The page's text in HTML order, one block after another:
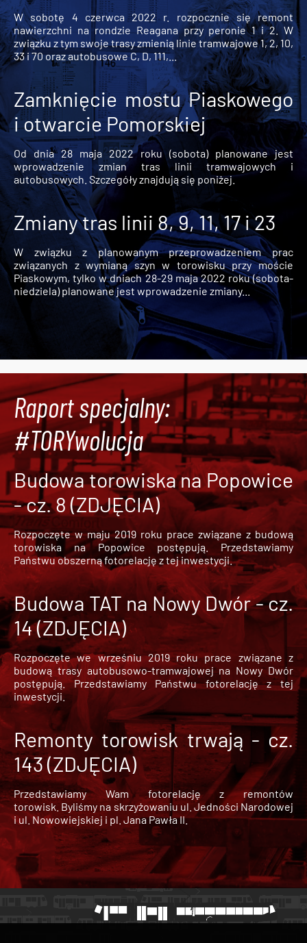
W sobotę 4 czerwca 2022 r. rozpocznie się remont
nawierzchni na rondzie Reagana przy peronie 1 i 2. W
związku z tym swoje trasy zmienią linie tramwajowe 1, 2, 10,
33 i 70 oraz autobusowe C, D, 111,...
Zamknięcie mostu Piaskowego
i otwarcie Pomorskiej
Od dnia 28 maja 2022 roku (sobota) planowane jest
wprowadzenie zmian tras linii tramwajowych i
autobusowych. Szczegóły znajdują się poniżej.
Zmiany tras linii 8, 9, 11, 17 i 23
W związku z planowanym przeprowadzeniem prac
związanych z wymianą szyn w torowisku przy moście
Piaskowym, tylko w dniach 28-29 maja 2022 roku (sobota-
niedziela) planowane jest wprowadzenie zmiany...
Raport specjalny:
#TORYwolucja
Budowa torowiska na Popowice
- cz. 8 (ZDJĘCIA)
Rozpoczęte w maju 2019 roku prace związane z budową
torowiska na Popowice
postępują. Przedstawiamy
Państwu obszerną fotorelację z tej inwestycji.
Budowa TAT na Nowy Dwór - cz.
14 (ZDJĘCIA)
Rozpoczęte we wrześniu 2019 roku prace związane z
budową trasy autobusowo-tramwajowej na Nowy Dwór
postępują. Przedstawiamy Państwu fotorelację z tej
inwestycji.
Remonty torowisk trwają - cz.
143 (ZDJĘCIA)
Przedstawiamy Wam fotorelację z remontów
torowisk. Byliśmy na skrzyżowaniu ul. Jedności Narodowej
i ul. Nowowiejskiej i pl. Jana Pawła II.